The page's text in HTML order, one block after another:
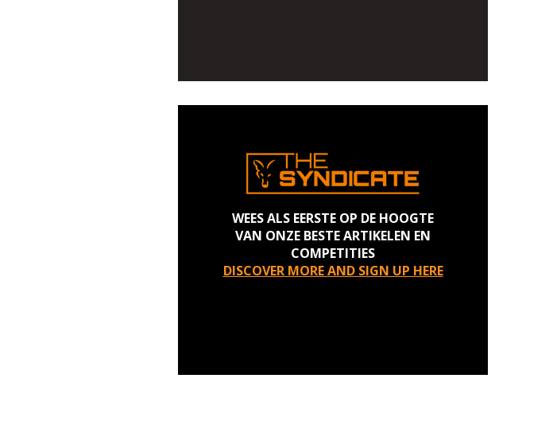
WEES ALS EERSTE OP DE HOOGTE
VAN ONZE BESTE ARTIKELEN EN
COMPETITIES
DISCOVER MORE AND SIGN UP HERE